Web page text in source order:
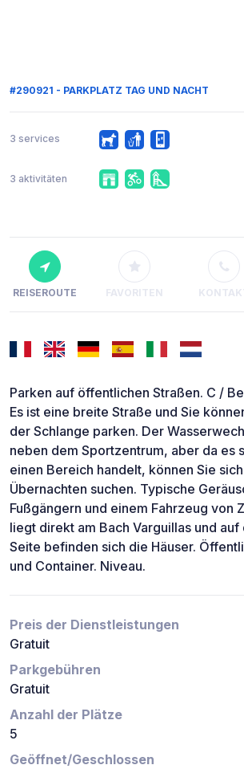
#290921 - PARKPLATZ TAG UND NACHT
3 services
3 aktivitäten
REISEROUTE FAVORITEN
Parken auf öffentlichen Straßen. C /
Es ist eine breite Straße und Sie
der Schlange parken. Der
neben dem Sportzentrum, aber da es
einen Bereich handelt, können Sie
Übernachten suchen. Typische
Fußgängern und einem Fahrzeug von
liegt direkt am Bach Varguillas und
Seite befinden sich die Häuser.
und Container. Niveau.
Preis der Dienstleistungen
Gratuit
Parkgebühren
Gratuit
Anzahl der Plätze
5
Geöffnet/Geschlossen